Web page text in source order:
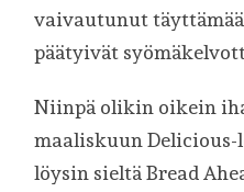
vaivautunut
päätyivät
Niinpä olikin oikein
maaliskuun Delicious-
löysin sieltä Bread